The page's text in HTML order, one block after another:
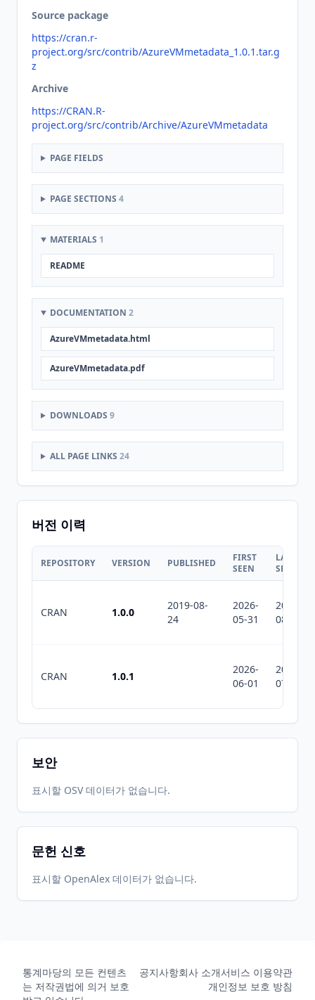
Source package
https://cran.r-
project.org/src/contrib/AzureVMmetadata_1.0.1.tar.g
z
Archive
https://CRAN.R-
project.org/src/contrib/Archive/AzureVMmetadata
PAGE FIELDS
PAGE SECTIONS 4
MATERIALS 1
README
DOCUMENTATION 2
AzureVMmetadata.html
AzureVMmetadata.pdf
DOWNLOADS 9
ALL PAGE LINKS 24
버전 이력
REPOSITORY VERSION PUBLISHED
FIRST
SEEN
LAST
SEEN
CRAN 1.0.0
2019-08-
24
2026-
05-31
2026-
08-07
CRAN 1.0.1
2026-
06-01
2026-
07-10
보안
표시할 OSV 데이터가 없습니다.
문헌 신호
표시할 OpenAlex 데이터가 없습니다.
통계마당의 모든 컨텐츠
는 저작권법에 의거 보호
공지사항회사 소개서비스 이용약관
개인정보 보호 방침